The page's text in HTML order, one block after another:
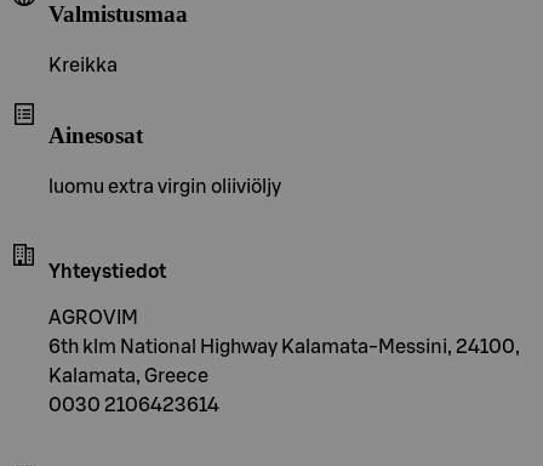
Valmistusmaa
Kreikka
Ainesosat
luomu extra virgin oliiviöljy
Yhteystiedot
AGROVIM
6th klm National Highway Kalamata-Messini, 24100,
Kalamata, Greece
0030 2106423614